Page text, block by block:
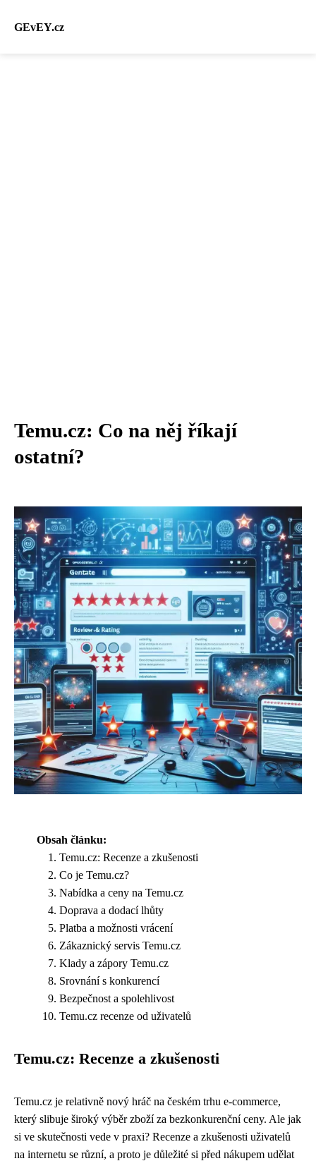
GEvEY.cz
Temu.cz: Co na něj říkají
ostatní?
Obsah článku:
Temu.cz: Recenze a zkušenosti
Co je Temu.cz?
Nabídka a ceny na Temu.cz
Doprava a dodací lhůty
Platba a možnosti vrácení
Zákaznický servis Temu.cz
Klady a zápory Temu.cz
Srovnání s konkurencí
Bezpečnost a spolehlivost
Temu.cz recenze od uživatelů
Temu.cz: Recenze a zkušenosti
Temu.cz je relativně nový hráč na českém trhu e-commerce,
který slibuje široký výběr zboží za bezkonkurenční ceny. Ale jak
si ve skutečnosti vede v praxi? Recenze a zkušenosti uživatelů
na internetu se různí, a proto je důležité si před nákupem udělat